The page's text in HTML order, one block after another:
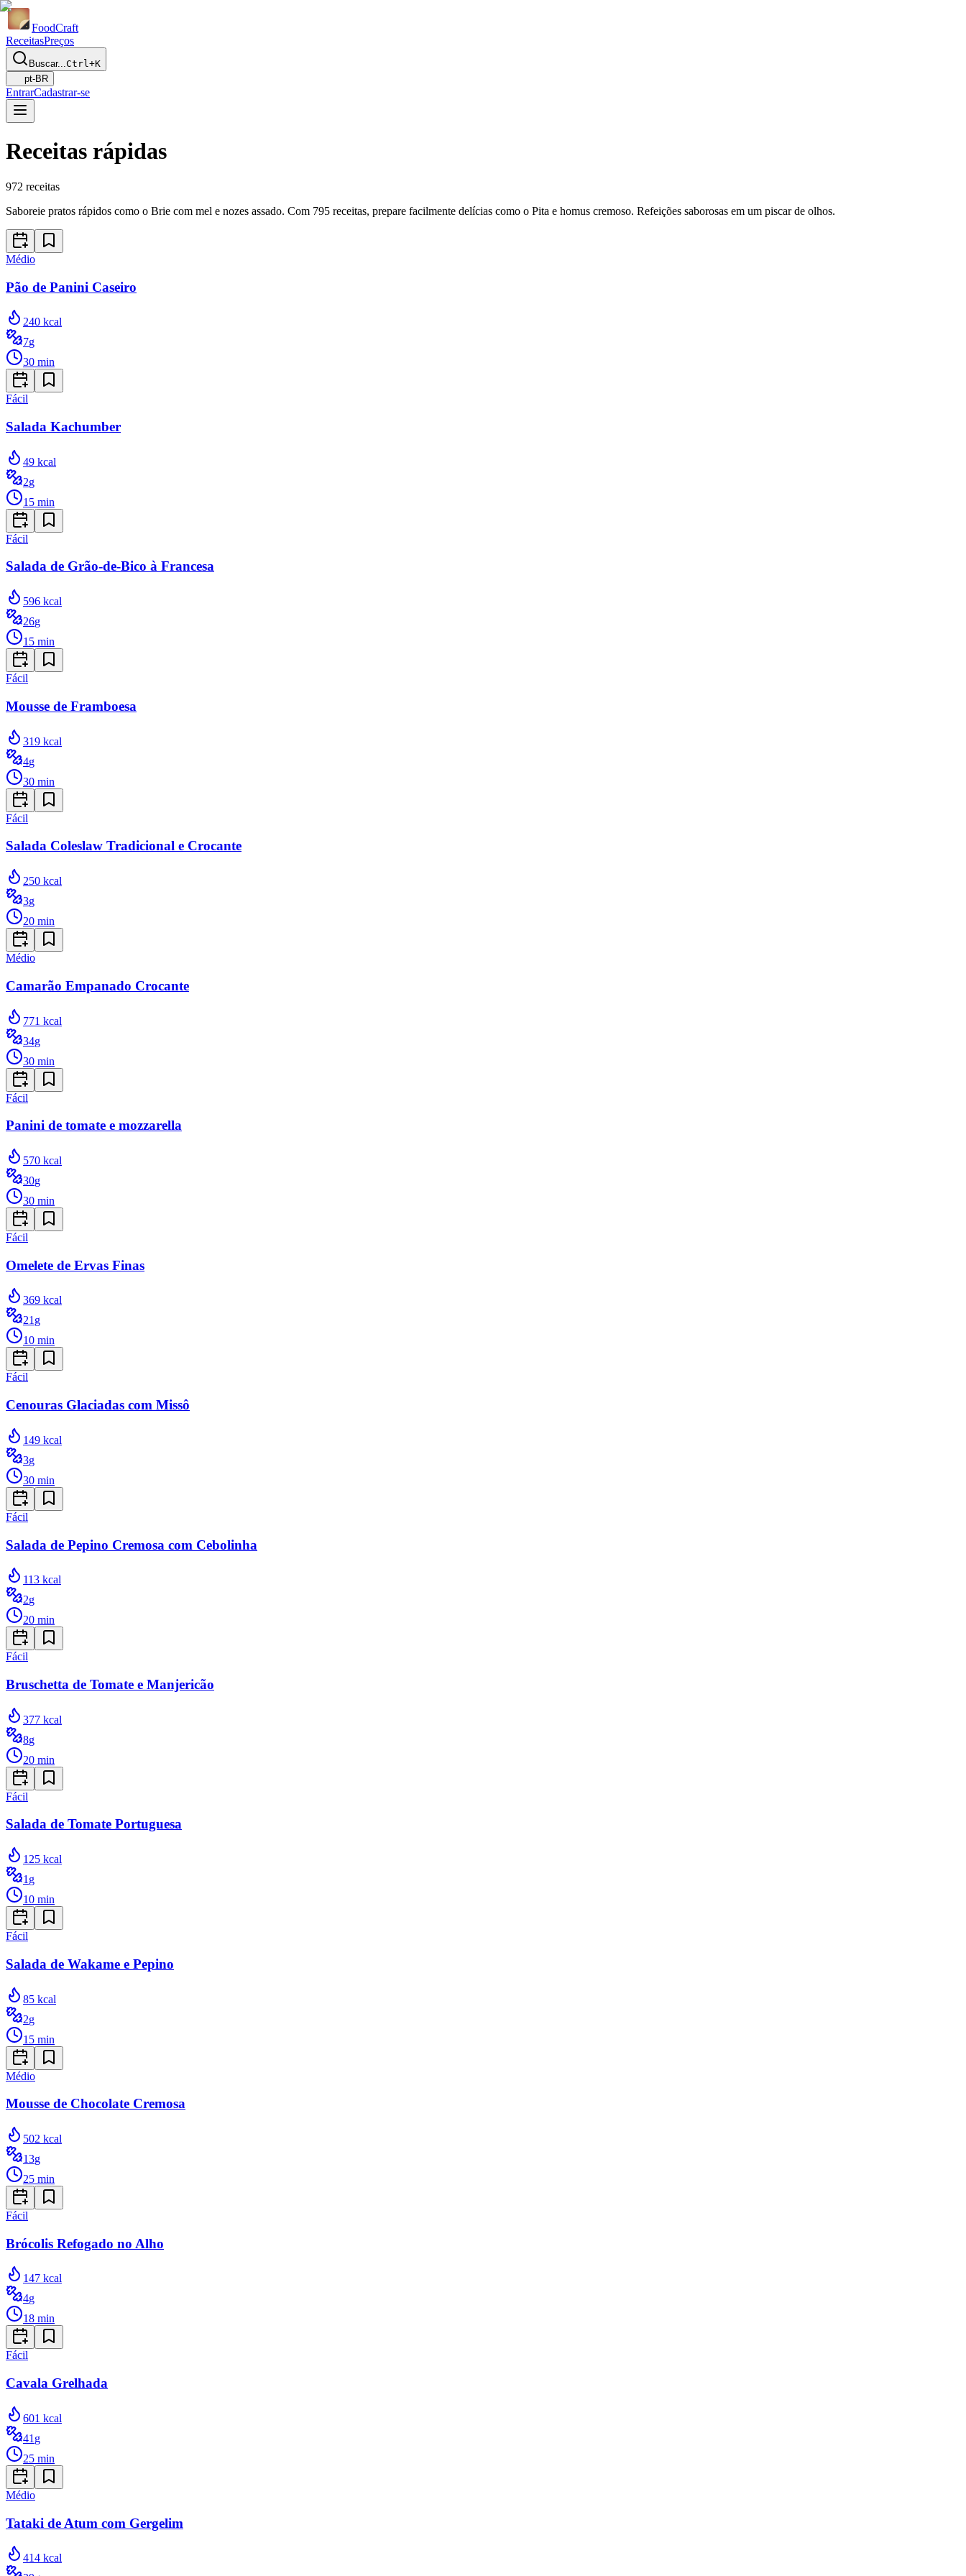
FoodCraft
ReceitasPreços
Buscar...Ctrl+K
pt-BR
EntrarCadastrar-se
Receitas rápidas
972 receitas
Saboreie pratos rápidos como o Brie com mel e nozes assado. Com 795 receitas, prepare facilmente delícias como o Pita e homus cremoso. Refeições saborosas em um piscar de olhos.
Médio
Pão de Panini Caseiro
240 kcal
7g
30 min
Fácil
Salada Kachumber
49 kcal
2g
15 min
Fácil
Salada de Grão-de-Bico à Francesa
596 kcal
26g
15 min
Fácil
Mousse de Framboesa
319 kcal
4g
30 min
Fácil
Salada Coleslaw Tradicional e Crocante
250 kcal
3g
20 min
Médio
Camarão Empanado Crocante
771 kcal
34g
30 min
Fácil
Panini de tomate e mozzarella
570 kcal
30g
30 min
Fácil
Omelete de Ervas Finas
369 kcal
21 g
10 min
Fácil
Cenouras Glaciadas com Missô
149 kcal
3g
30 min
Fácil
Salada de Pepino Cremosa com Cebolinha
113 kcal
2g
20 min
Fácil
Bruschetta de Tomate e Manjericão
377 kcal
8g
20 min
Fácil
Salada de Tomate Portuguesa
125 kcal
1 g
10 min
Fácil
Salada de Wakame e Pepino
85 kcal
2g
15 min
Médio
Mousse de Chocolate Cremosa
502 kcal
13g
25 min
Fácil
Brócolis Refogado no Alho
147 kcal
4g
18 min
Fácil
Cavala Grelhada
601 kcal
41 g
25 min
Médio
Tataki de Atum com Gergelim
414 kcal